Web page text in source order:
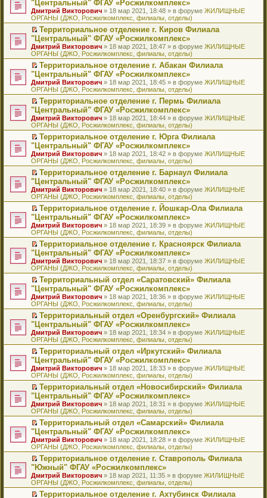
и
ю
щ
е
н
и
ю
у
с
о
о
б
щ
е
н
и
ю
н
н
о
м
с
о
о
б
щ
е
н
и
ю
и
т
а
н
н
о
м
у
с
о
о
б
щ
е
н
и
ю
е
п
р
о
ч
и
т
а
н
н
о
м
у
с
о
о
б
щ
е
н
и
ю
в
о
м
у
н
е
п
р
о
ч
и
т
а
н
н
о
м
у
с
о
о
б
щ
е
н
и
ю
и
к
п
е
р
в
о
м
у
н
е
п
р
о
ч
и
т
а
н
н
о
м
у
с
о
о
б
щ
е
н
и
ю
е
р
е
й
т
и
к
п
е
р
в
о
м
у
н
е
п
р
о
ч
и
т
а
н
н
о
м
у
с
о
о
б
щ
е
н
и
ю
"Центральный" ФГАУ «Росжилкомплекс»
Дмитрий Викторович » 18 мар 2021, 18:48 » в форуме ЖИЛИЩНЫЕ
ОРГАНЫ (ДЖО, Росжилкомплекс, филиалы, отделы)
П
е
р
е
й
т
и
к
п
е
р
в
о
м
у
н
е
п
р
о
ч
и
т
а
н
н
о
м
у
с
о
о
б
щ
е
н
и
ю
Территориальное отделение г. Киров Филиала
"Центральный" ФГАУ «Росжилкомплекс»
Дмитрий Викторович » 18 мар 2021, 18:47 » в форуме ЖИЛИЩНЫЕ
ОРГАНЫ (ДЖО, Росжилкомплекс, филиалы, отделы)
П
е
р
е
й
т
и
к
п
е
р
в
о
м
у
н
е
п
р
о
ч
и
т
а
н
н
о
м
у
с
о
о
б
щ
е
н
и
ю
Территориальное отделение г. Абакан Филиала
"Центральный" ФГАУ «Росжилкомплекс»
Дмитрий Викторович » 18 мар 2021, 18:45 » в форуме ЖИЛИЩНЫЕ
ОРГАНЫ (ДЖО, Росжилкомплекс, филиалы, отделы)
П
е
р
е
й
т
и
к
п
е
р
в
о
м
у
н
е
п
р
о
ч
и
т
а
н
н
о
м
у
с
о
о
б
щ
е
н
и
ю
Территориальное отделение г. Пермь Филиала
"Центральный" ФГАУ «Росжилкомплекс»
Дмитрий Викторович » 18 мар 2021, 18:44 » в форуме ЖИЛИЩНЫЕ
ОРГАНЫ (ДЖО, Росжилкомплекс, филиалы, отделы)
П
е
р
е
й
т
и
к
п
е
р
в
о
м
у
н
е
п
р
о
ч
и
т
а
н
н
о
м
у
с
о
о
б
щ
е
н
и
ю
Территориальное отделение г. Юрга Филиала
"Центральный" ФГАУ «Росжилкомплекс»
Дмитрий Викторович » 18 мар 2021, 18:42 » в форуме ЖИЛИЩНЫЕ
ОРГАНЫ (ДЖО, Росжилкомплекс, филиалы, отделы)
П
е
р
е
й
т
и
к
п
е
р
в
о
м
у
н
е
п
р
о
ч
и
т
а
н
н
о
м
у
с
о
о
б
щ
е
н
и
ю
Территориальное отделение г. Барнаул Филиала
"Центральный" ФГАУ «Росжилкомплекс»
Дмитрий Викторович » 18 мар 2021, 18:40 » в форуме ЖИЛИЩНЫЕ
ОРГАНЫ (ДЖО, Росжилкомплекс, филиалы, отделы)
П
е
р
е
й
т
и
к
п
е
р
в
о
м
у
н
е
п
р
о
ч
и
т
а
н
н
о
м
у
с
о
о
б
щ
е
н
и
ю
Территориальное отделение г. Йошкар-Ола Филиала
"Центральный" ФГАУ «Росжилкомплекс»
Дмитрий Викторович » 18 мар 2021, 18:39 » в форуме ЖИЛИЩНЫЕ
ОРГАНЫ (ДЖО, Росжилкомплекс, филиалы, отделы)
П
е
р
е
й
т
и
к
п
е
р
в
о
м
у
н
е
п
р
о
ч
и
т
а
н
н
о
м
у
с
о
о
б
щ
е
Территориальное отделение г. Красноярск Филиала
"Центральный" ФГАУ «Росжилкомплекс»
Дмитрий Викторович » 18 мар 2021, 18:37 » в форуме ЖИЛИЩНЫЕ
ОРГАНЫ (ДЖО, Росжилкомплекс, филиалы, отделы)
П
е
р
е
й
т
и
к
п
е
р
в
о
м
у
н
е
п
р
о
ч
и
т
а
н
н
о
м
у
с
Территориальный отдел «Саратовский» Филиала
"Центральный" ФГАУ «Росжилкомплекс»
Дмитрий Викторович » 18 мар 2021, 18:36 » в форуме ЖИЛИЩНЫЕ
ОРГАНЫ (ДЖО, Росжилкомплекс, филиалы, отделы)
П
е
р
е
й
т
и
к
п
е
р
в
о
м
у
н
е
п
р
о
ч
и
т
а
н
Территориальный отдел «Оренбургский» Филиала
"Центральный" ФГАУ «Росжилкомплекс»
Дмитрий Викторович » 18 мар 2021, 18:34 » в форуме ЖИЛИЩНЫЕ
ОРГАНЫ (ДЖО, Росжилкомплекс, филиалы, отделы)
П
е
р
е
й
т
и
к
п
е
р
в
о
м
у
н
е
п
р
о
Территориальный отдел «Иркутский» Филиала
"Центральный" ФГАУ «Росжилкомплекс»
Дмитрий Викторович » 18 мар 2021, 18:33 » в форуме ЖИЛИЩНЫЕ
ОРГАНЫ (ДЖО, Росжилкомплекс, филиалы, отделы)
П
е
р
е
й
т
и
к
п
е
р
в
о
м
у
Территориальный отдел «Новосибирский» Филиала
"Центральный" ФГАУ «Росжилкомплекс»
Дмитрий Викторович » 18 мар 2021, 18:31 » в форуме ЖИЛИЩНЫЕ
ОРГАНЫ (ДЖО, Росжилкомплекс, филиалы, отделы)
П
е
р
е
й
т
и
к
п
е
Территориальный отдел «Самарский» Филиала
"Центральный" ФГАУ «Росжилкомплекс»
Дмитрий Викторович » 18 мар 2021, 18:28 » в форуме ЖИЛИЩНЫЕ
ОРГАНЫ (ДЖО, Росжилкомплекс, филиалы, отделы)
П
е
р
е
й
Территориальное отделение г. Ставрополь Филиала
"Южный" ФГАУ «Росжилкомплекс»
Дмитрий Викторович » 18 мар 2021, 11:35 » в форуме ЖИЛИЩНЫЕ
ОРГАНЫ (ДЖО, Росжилкомплекс, филиалы, отделы)
Территориальное отделение г. Ахтубинск Филиала